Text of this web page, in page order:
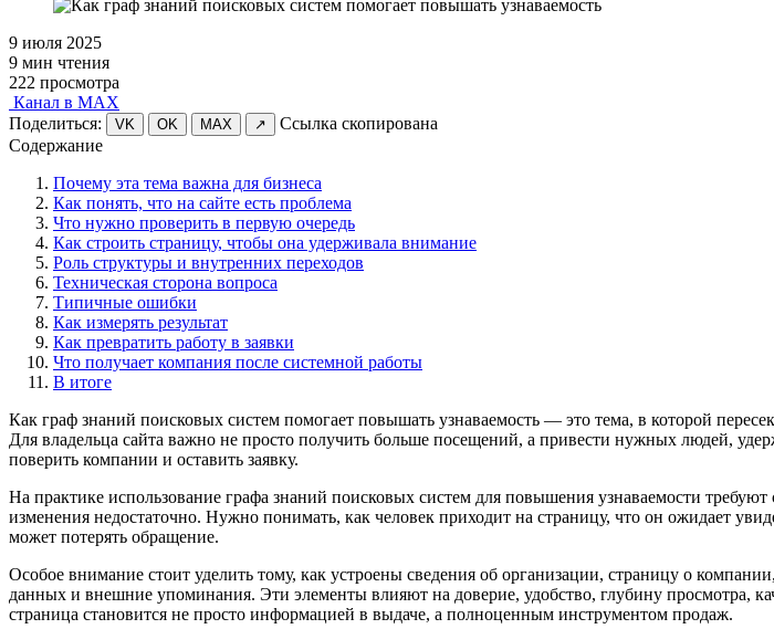
9 июля 2025
9 мин чтения
222 просмотра
Канал в MAX
Поделиться:
VK OK MAX ↗
Ссылка скопирована
Содержание
Почему эта тема важна для бизнеса
Как понять, что на сайте есть проблема
Что нужно проверить в первую очередь
Как строить страницу, чтобы она удерживала внимание
Роль структуры и внутренних переходов
Техническая сторона вопроса
Типичные ошибки
Как измерять результат
Как превратить работу в заявки
Что получает компания после системной работы
В итоге
Как граф знаний поисковых систем помогает повышать узнаваемость — это тема, в которой
Для владельца сайта важно не просто получить больше посещений, а привести нужных людей,
поверить компании и оставить заявку.
На практике использование графа знаний поисковых систем для повышения узнаваемости
изменения недостаточно. Нужно понимать, как человек приходит на страницу, что он ожидает
может потерять обращение.
Особое внимание стоит уделить тому, как устроены сведения об организации, страницу о
данных и внешние упоминания. Эти элементы влияют на доверие, удобство, глубину просмотра,
страница становится не просто информацией в выдаче, а полноценным инструментом продаж.